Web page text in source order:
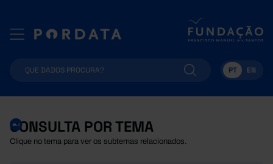
PT EN
CONSULTA POR TEMA
Clique no tema para ver os subtemas relacionados.